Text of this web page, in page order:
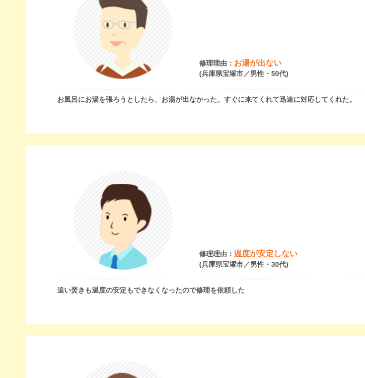
修理理由： お湯が出ない
(兵庫県宝塚市／男性・50代)
お風呂にお湯を張ろうとしたら、お湯が出なかった。すぐに来てくれて迅速に対応してくれた。
修理理由：温度が安定しない
(兵庫県宝塚市／男性・30代)
追い焚きも温度の安定もできなくなったので修理を依頼した